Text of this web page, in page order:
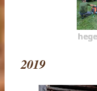
2019